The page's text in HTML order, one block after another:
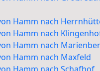
Hamm nach
Hamm nach
Hamm nach
Hamm nach Maxfeld